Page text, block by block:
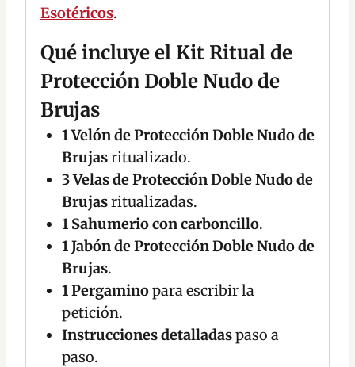
Esotéricos.
Qué incluye el Kit Ritual de
Protección Doble Nudo de
Brujas
1 Velón de Protección Doble Nudo de
Brujasritualizado.
3 Velas de Protección Doble Nudo de
Brujasritualizadas.
1 Sahumerio con carboncillo.
1 Jabón de Protección Doble Nudo de
Brujas.
1 Pergaminopara escribir la
petición.
Instrucciones detalladaspaso a
paso.